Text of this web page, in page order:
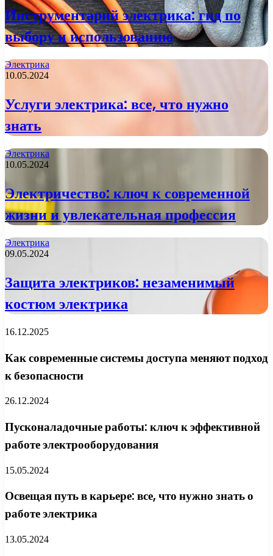
Инструментарий электрика: гид по
выбору и использованию
Электрика
10.05.2024
Услуги электрика: все, что нужно
знать
Электрика
10.05.2024
Электричество: ключ к современной
жизни и увлекательная профессия
Электрика
09.05.2024
Защита электриков: незаменимый
костюм электрика
16.12.2025
Как современные системы доступа меняют подход
к безопасности
26.12.2024
Пусконаладочные работы: ключ к эффективной
работе электрооборудования
15.05.2024
Освещая путь в карьере: все, что нужно знать о
работе электрика
13.05.2024